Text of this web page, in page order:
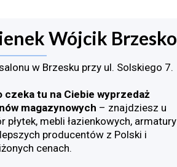
Wójcik Brzesko
w Brzesku przy ul. Solskiego 7.
czeka tu na Ciebie wyprzedaż
magazynowych – znajdziesz u
płytek, mebli łazienkowych, armatury
producentów z Polski i
cenach.